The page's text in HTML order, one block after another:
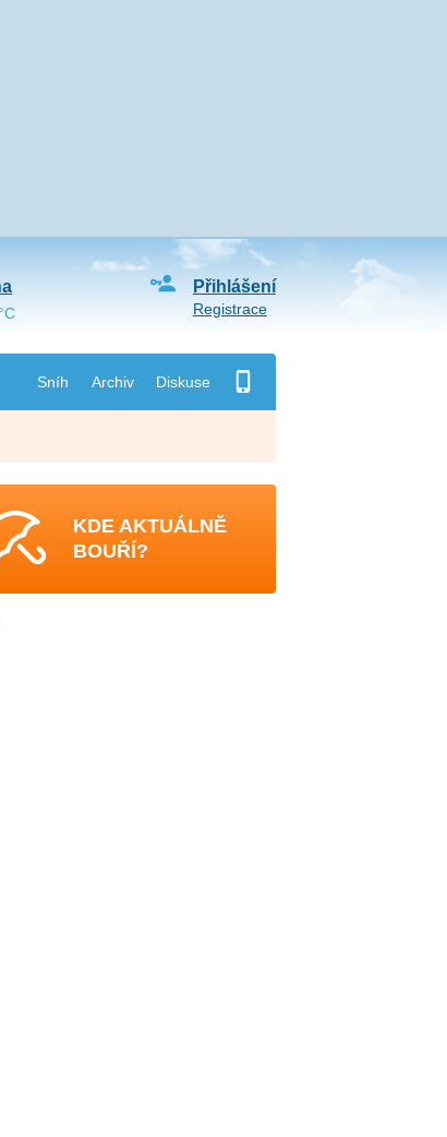
Sníh Archiv Diskuse
Přihlášení
Registrace
KDE AKTUÁLNĚ
BOUŘÍ?